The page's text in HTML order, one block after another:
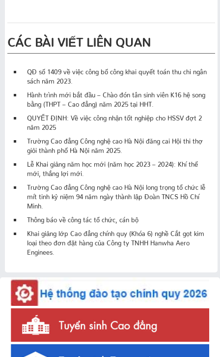
CÁC BÀI VIẾT LIÊN QUAN
QĐ số 1409 về việc công bố công khai quyết toán thu chi ngân
sách năm 2023.
Hành trình mới bắt đầu – Chào đón tân sinh viên K16 hệ song
bằng (THPT – Cao đẳng) năm 2025 tại HHT.
QUYẾT ĐỊNH: Về việc công nhận tốt nghiệp cho HSSV đợt 2
năm 2025
Trường Cao đẳng Công nghệ cao Hà Nội đăng cai Hội thi thợ
giỏi thành phố Hà Nội năm 2025.
Lễ Khai giảng năm học mới (năm học 2023 – 2024): Khí thế
mới, thắng lợi mới.
Trường Cao đẳng Công nghệ cao Hà Nội long trọng tổ chức lễ
mít tinh kỷ niệm 94 năm ngày thành lập Đoàn TNCS Hồ Chí
Minh.
Thông báo về công tác tổ chức, cán bộ
Khai giảng lớp Cao đẳng chính quy (Khóa 6) nghề Cắt gọt kim
loại theo đơn đặt hàng của Công ty TNHH Hanwha Aero
Enginees.